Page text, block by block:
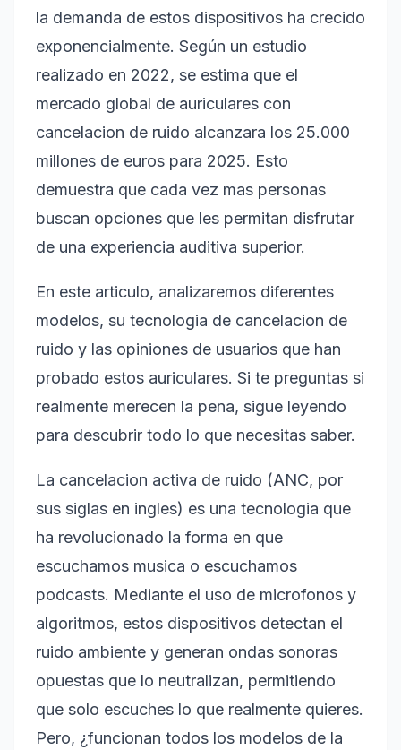
la demanda de estos dispositivos ha crecido
exponencialmente. Según un estudio
realizado en 2022, se estima que el
mercado global de auriculares con
cancelacion de ruido alcanzara los 25.000
millones de euros para 2025. Esto
demuestra que cada vez mas personas
buscan opciones que les permitan disfrutar
de una experiencia auditiva superior.
En este articulo, analizaremos diferentes
modelos, su tecnologia de cancelacion de
ruido y las opiniones de usuarios que han
probado estos auriculares. Si te preguntas si
realmente merecen la pena, sigue leyendo
para descubrir todo lo que necesitas saber.
La cancelacion activa de ruido (ANC, por
sus siglas en ingles) es una tecnologia que
ha revolucionado la forma en que
escuchamos musica o escuchamos
podcasts. Mediante el uso de microfonos y
algoritmos, estos dispositivos detectan el
ruido ambiente y generan ondas sonoras
opuestas que lo neutralizan, permitiendo
que solo escuches lo que realmente quieres.
Pero, ¿funcionan todos los modelos de la